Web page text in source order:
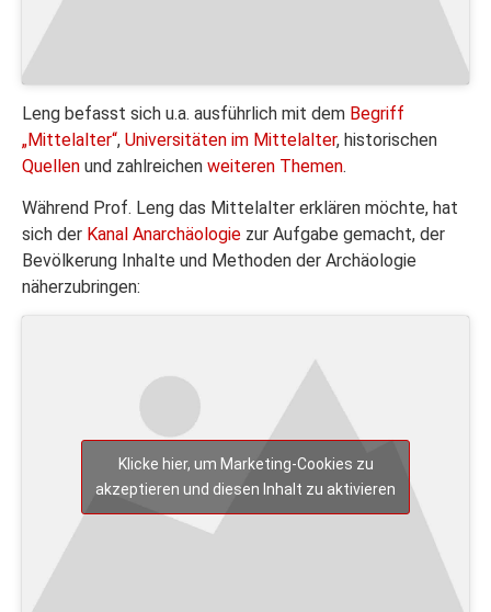
Leng befasst sich u.a. ausführlich mit dem Begriff
„Mittelalter“, Universitäten im Mittelalter, historischen
Quellen und zahlreichen weiteren Themen.
Während Prof. Leng das Mittelalter erklären möchte, hat
sich der Kanal Anarchäologie zur Aufgabe gemacht, der
Bevölkerung Inhalte und Methoden der Archäologie
näherzubringen:
Klicke hier, um Marketing-Cookies zu
akzeptieren und diesen Inhalt zu aktivieren